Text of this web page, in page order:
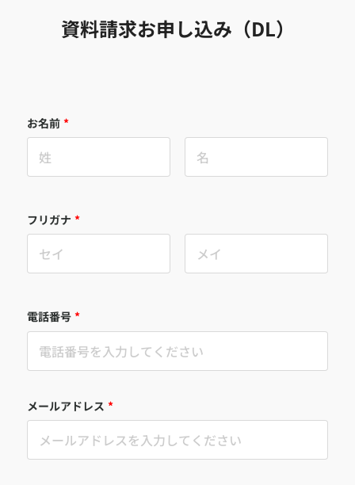
資料請求お申し込み（DL）
お名前 *
フリガナ *
電話番号 *
メールアドレス *